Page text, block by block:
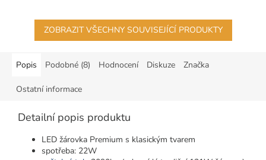
domácnosti,...
ZOBRAZIT VŠECHNY SOUVISEJÍCÍ PRODUKTY
Popis Podobné (8) Hodnocení Diskuze Značka
Ostatní informace
Detailní popis produktu
LED žárovka Premium s klasickým tvarem
spotřeba: 22W